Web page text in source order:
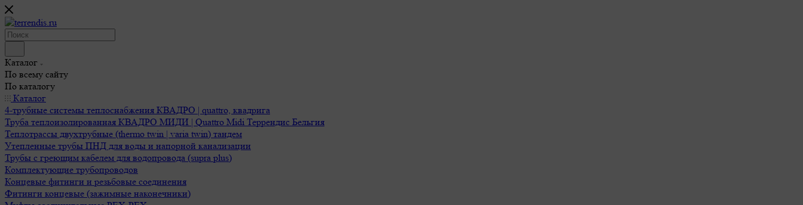
Каталог
По всему сайту
По каталогу
Каталог
4-трубные системы теплоснабжения КВАДРО | quattro, квадрига
Труба теплоизолированная КВАДРО МИДИ | Quattro Midi Террендис Бельгия
Теплотрассы двухтрубные (thermo twin | varia twin) тандем
Утепленные трубы ПНД для воды и напорной канализации
Трубы с греющим кабелем для водопровода (supra plus)
Комплектующие трубопроводов
Концевые фитинги и резьбовые соединения
Фитинги концевые (зажимные наконечники)